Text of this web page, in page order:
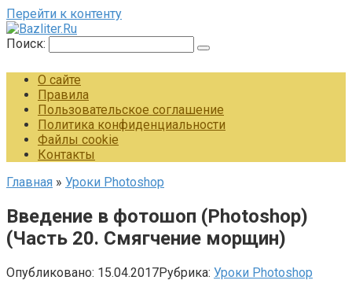
Перейти к контенту
Поиск:
О сайте
Правила
Пользовательское соглашение
Политика конфиденциальности
Файлы cookie
Контакты
Главная » Уроки Photoshop
Введение в фотошоп (Photoshop)
(Часть 20. Смягчение морщин)
Опубликовано: 15.04.2017Рубрика: Уроки Photoshop